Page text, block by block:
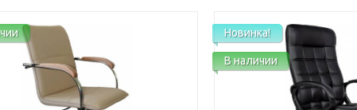
Новинка!
В наличии